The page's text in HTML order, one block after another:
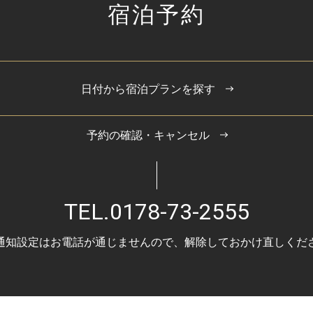
宿泊予約
日付から宿泊プランを探す
予約の確認・キャンセル
TEL.0178-73-2555
設定はお電話が通じませんので、 解除しておかけ直しくだ